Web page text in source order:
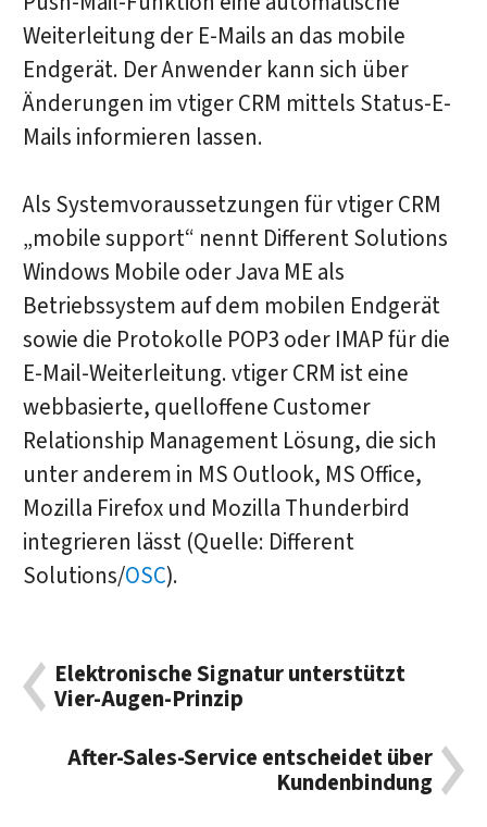
Weiterleitung der E-Mails an das mobile
Endgerät. Der Anwender kann sich über
Änderungen im vtiger CRM mittels Status-E-
Mails informieren lassen.
Als Systemvoraussetzungen für vtiger CRM
„mobile support“ nennt Different Solutions
Windows Mobile oder Java ME als
Betriebssystem auf dem mobilen Endgerät
sowie die Protokolle POP3 oder IMAP für die
E-Mail-Weiterleitung. vtiger CRM ist eine
webbasierte, quelloffene Customer
Relationship Management Lösung, die sich
unter anderem in MS Outlook, MS Office,
Mozilla Firefox und Mozilla Thunderbird
integrieren lässt (Quelle: Different
Solutions/OSC).
Elektronische Signatur unterstützt
Vier-Augen-Prinzip
After-Sales-Service entscheidet über
Kundenbindung